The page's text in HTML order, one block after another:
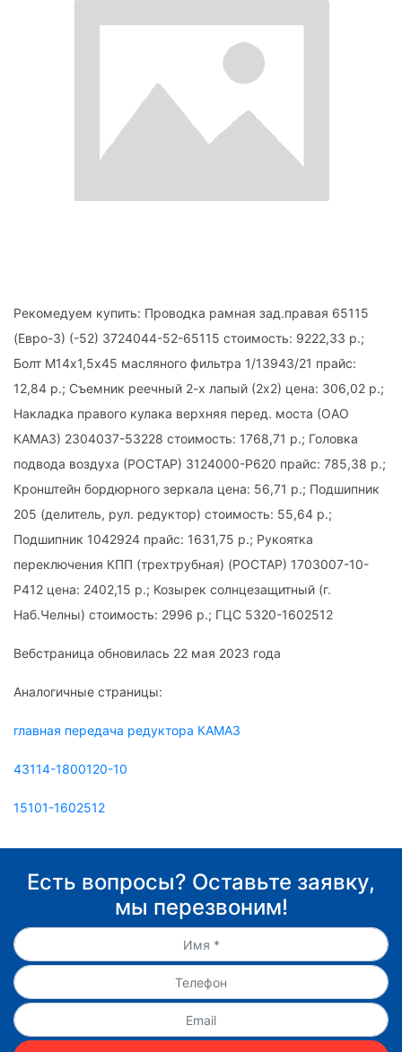
Рекомедуем купить: Проводка рамная зад.правая 65115
(Евро-3) (-52) 3724044-52-65115 стоимость: 9222,33 р.;
Болт М14х1,5х45 масляного фильтра 1/13943/21 прайс:
12,84 р.; Съемник реечный 2-х лапый (2х2) цена: 306,02 р.;
Накладка правого кулака верхняя перед. моста (ОАО
КАМАЗ) 2304037-53228 стоимость: 1768,71 р.; Головка
подвода воздуха (РОСТАР) 3124000-Р620 прайс: 785,38 р.;
Кронштейн бордюрного зеркала цена: 56,71 р.; Подшипник
205 (делитель, рул. редуктор) стоимость: 55,64 р.;
Подшипник 1042924 прайс: 1631,75 р.; Рукоятка
переключения КПП (трехтрубная) (РОСТАР) 1703007-10-
Р412 цена: 2402,15 р.; Козырек солнцезащитный (г.
Наб.Челны) стоимость: 2996 р.; ГЦС 5320-1602512
Вебстраница обновилась 22 мая 2023 года
Аналогичные страницы:
главная передача редуктора КАМАЗ
43114-1800120-10
15101-1602512
Есть вопросы? Оставьте заявку,
мы перезвоним!